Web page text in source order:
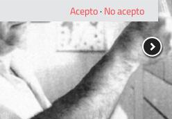
Acepto· No acepto